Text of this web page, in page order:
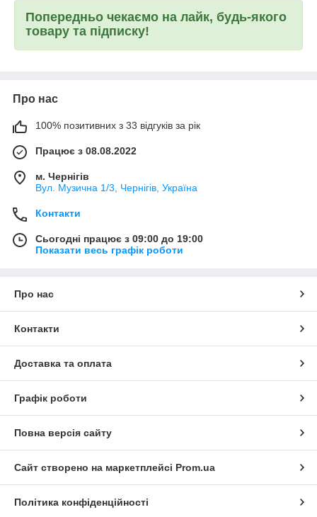
Попередньо чекаємо на лайк, будь-якого
товару та підписку!
Про нас
100% позитивних з 33 відгуків за рік
Працює з 08.08.2022
м. Чернігів
Вул. Музична 1/3, Чернігів, Україна
Контакти
Сьогодні працює з 09:00 до 19:00
Показати весь графік роботи
Про нас
Контакти
Доставка та оплата
Графік роботи
Повна версія сайту
Сайт створено на маркетплейсі Prom.ua
Політика конфіденційності